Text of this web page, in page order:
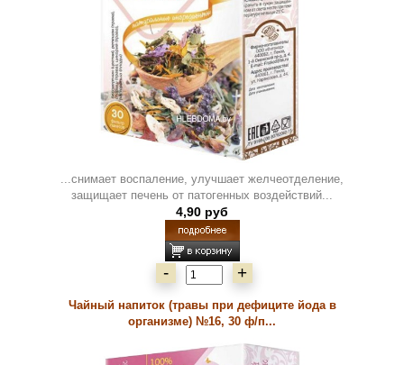
...снимает воспаление, улучшает желчеотделение,
защищает печень от патогенных воздействий...
4,90 руб
- +
Чайный напиток (травы при дефиците йода в
организме) №16, 30 ф/п...